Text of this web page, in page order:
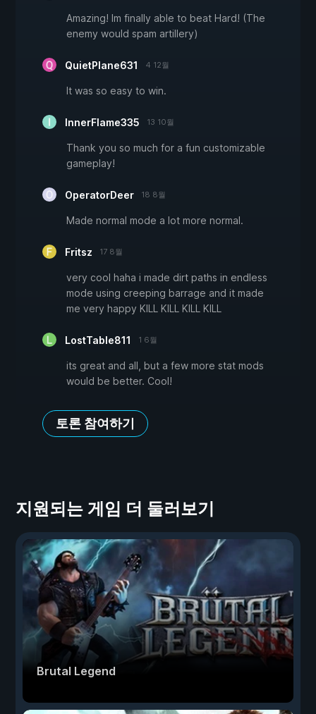
Amazing! Im finally able to beat Hard! (The
enemy would spam artillery)
QuietPlane631 4 12월
It was so easy to win.
InnerFlame335 13 10월
Thank you so much for a fun customizable
gameplay!
OperatorDeer 18 8월
Made normal mode a lot more normal.
Fritsz 17 8월
very cool haha i made dirt paths in endless
mode using creeping barrage and it made
me very happy KILL KILL KILL KILL
LostTable811 1 6월
its great and all, but a few more stat mods
would be better. Cool!
토론 참여하기
지원되는 게임 더 둘러보기
Brutal Legend